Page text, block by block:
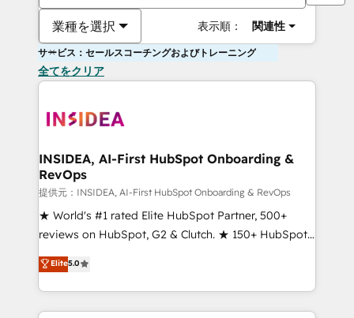
業種を選択 表示順： 関連性
サービス：セールスコーチングおよびトレーニング
全てをクリア
INSIDEA, AI-First HubSpot Onboarding &
RevOps
提供元：INSIDEA, AI-First HubSpot Onboarding & RevOps
★ World's #1 rated Elite HubSpot Partner, 500+
reviews on HubSpot, G2 & Clutch. ★ 150+ HubSpot
Certified Experts & Trainers across the team ★
1,500+ implementations across five continents ★ AI-
First, RevOps-led, Onboarding obsessed ★
Company of the Year 2024/25 INSIDEA helps
Elite5.0